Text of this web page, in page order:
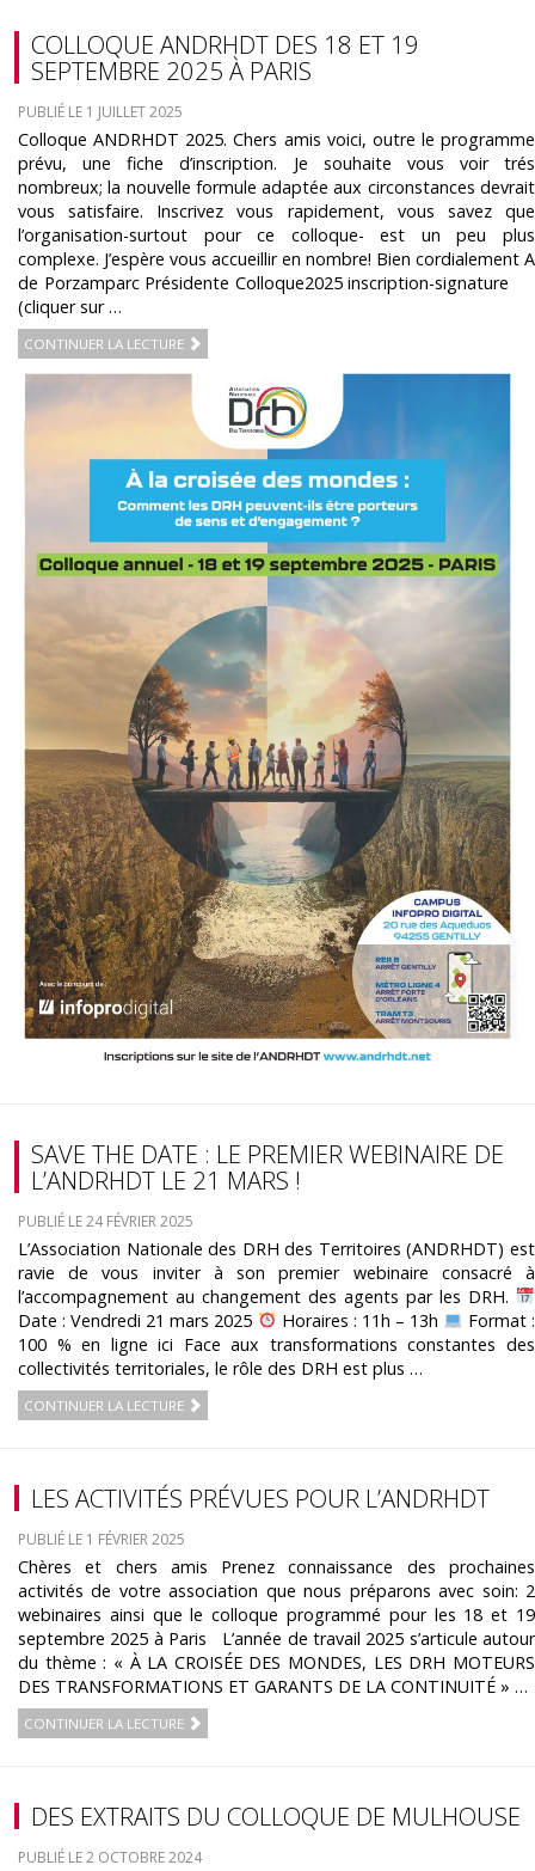
COLLOQUE ANDRHDT DES 18 ET 19
SEPTEMBRE 2025 À PARIS
PUBLIÉ LE 1 JUILLET 2025
Colloque ANDRHDT 2025. Chers amis voici, outre le programme
prévu, une fiche d’inscription. Je souhaite vous voir trés
nombreux; la nouvelle formule adaptée aux circonstances devrait
vous satisfaire. Inscrivez vous rapidement, vous savez que
l’organisation-surtout pour ce colloque- est un peu plus
complexe. J’espère vous accueillir en nombre! Bien cordialement A
de Porzamparc Présidente Colloque2025 inscription-signature
(cliquer sur …
CONTINUER LA LECTURE
SAVE THE DATE : LE PREMIER WEBINAIRE DE
L’ANDRHDT LE 21 MARS !
PUBLIÉ LE 24 FÉVRIER 2025
L’Association Nationale des DRH des Territoires (ANDRHDT) est
ravie de vous inviter à son premier webinaire consacré à
l’accompagnement au changement des agents par les DRH.
Date : Vendredi 21 mars 2025
Horaires : 11h – 13h
Format :
100 % en ligne ici Face aux transformations constantes des
collectivités territoriales, le rôle des DRH est plus …
CONTINUER LA LECTURE
LES ACTIVITÉS PRÉVUES POUR L’ANDRHDT
PUBLIÉ LE 1 FÉVRIER 2025
Chères et chers amis Prenez connaissance des prochaines
activités de votre association que nous préparons avec soin: 2
webinaires ainsi que le colloque programmé pour les 18 et 19
septembre 2025 à Paris L’année de travail 2025 s’articule autour
du thème : « À LA CROISÉE DES MONDES, LES DRH MOTEURS
DES TRANSFORMATIONS ET GARANTS DE LA CONTINUITÉ » …
CONTINUER LA LECTURE
DES EXTRAITS DU COLLOQUE DE MULHOUSE
PUBLIÉ LE 2 OCTOBRE 2024